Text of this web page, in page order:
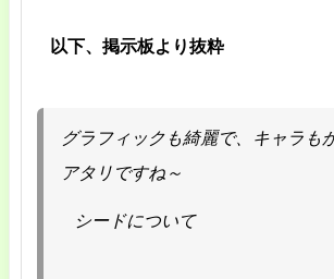
以下、掲示板より抜粋
グラフィックも綺麗で、キャラも
アタリですね～
シードについて